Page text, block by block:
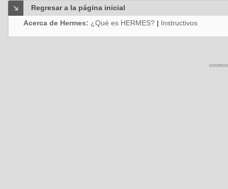
Regresar a la página inicial
Acerca de Hermes: ¿Qué es HERMES? | Instructivos